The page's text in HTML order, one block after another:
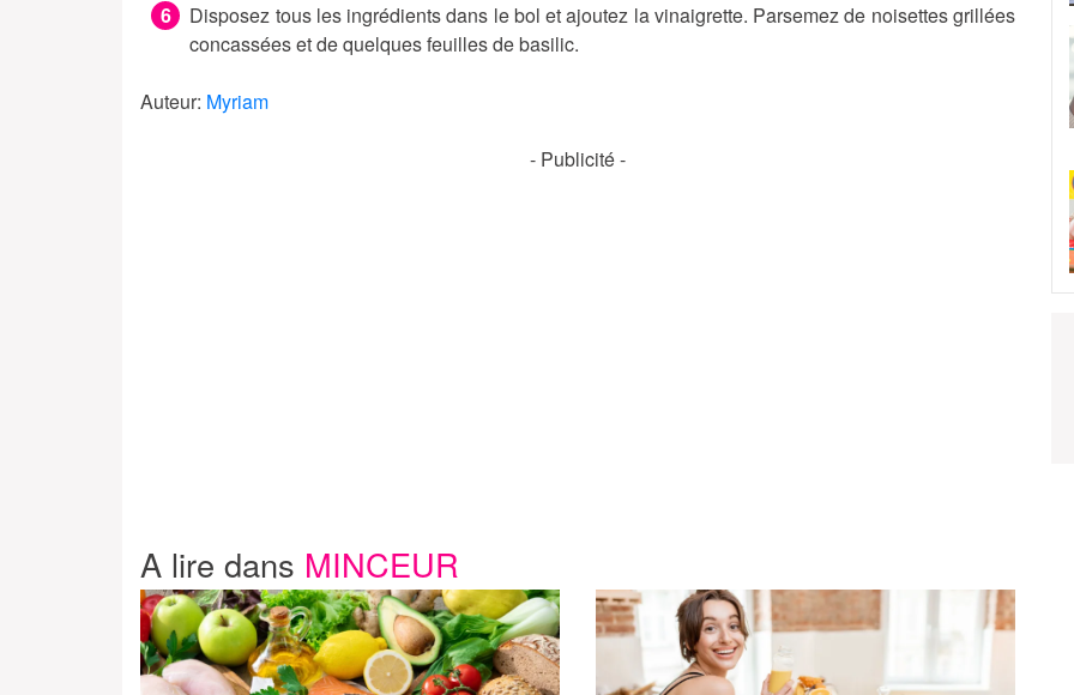
Disposez tous les ingrédients dans le bol et ajoutez la vinaigrette. Parsemez de noisettes grillées
concassées et de quelques feuilles de basilic.
Auteur: Myriam
- Publicité -
A lire dans MINCEUR